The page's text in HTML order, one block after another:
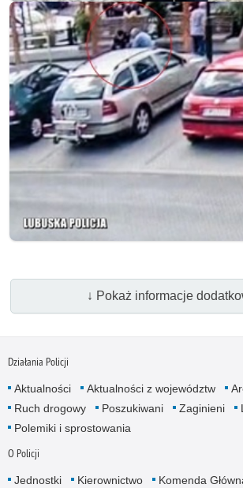
↓ Pokaż informacje
Działania Policji
Aktualności Aktualności z województw
Ruch drogowy
Poszukiwani Zaginieni
Polemiki i sprostowania
O Policji
Jednostki Kierownictwo
Komenda